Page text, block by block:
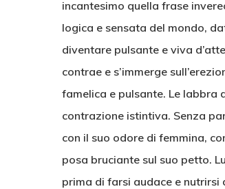
incantesimo quella frase
logica e sensata del mondo,
diventare pulsante e viva
contrae e s’immerge
famelica e pulsante. Le labbra
contrazione istintiva. Senza
con il suo odore di femmina,
posa bruciante sul suo petto.
prima di farsi audace e nutrirsi